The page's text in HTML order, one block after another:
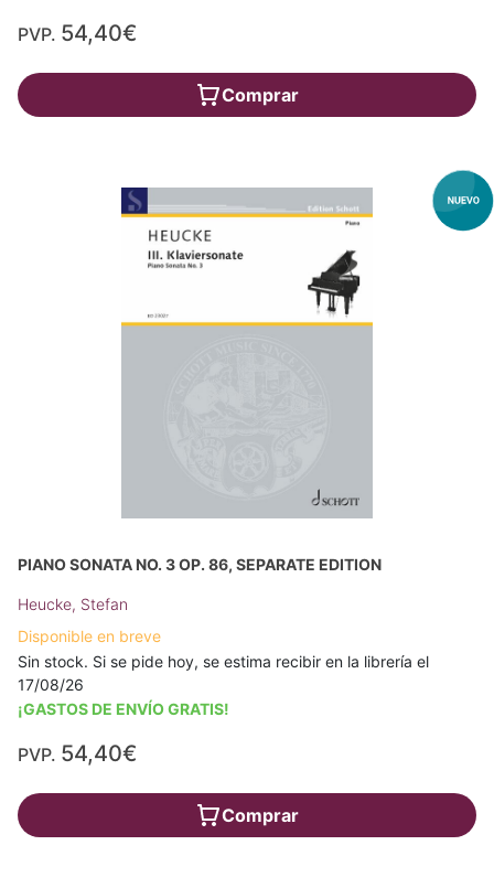
PVP. 54,40€
Comprar
PIANO SONATA NO. 3 OP. 86, SEPARATE EDITION
Heucke, Stefan
Disponible en breve
Sin stock. Si se pide hoy, se estima recibir en la librería el
17/08/26
¡GASTOS DE ENVÍO GRATIS!
PVP. 54,40€
Comprar